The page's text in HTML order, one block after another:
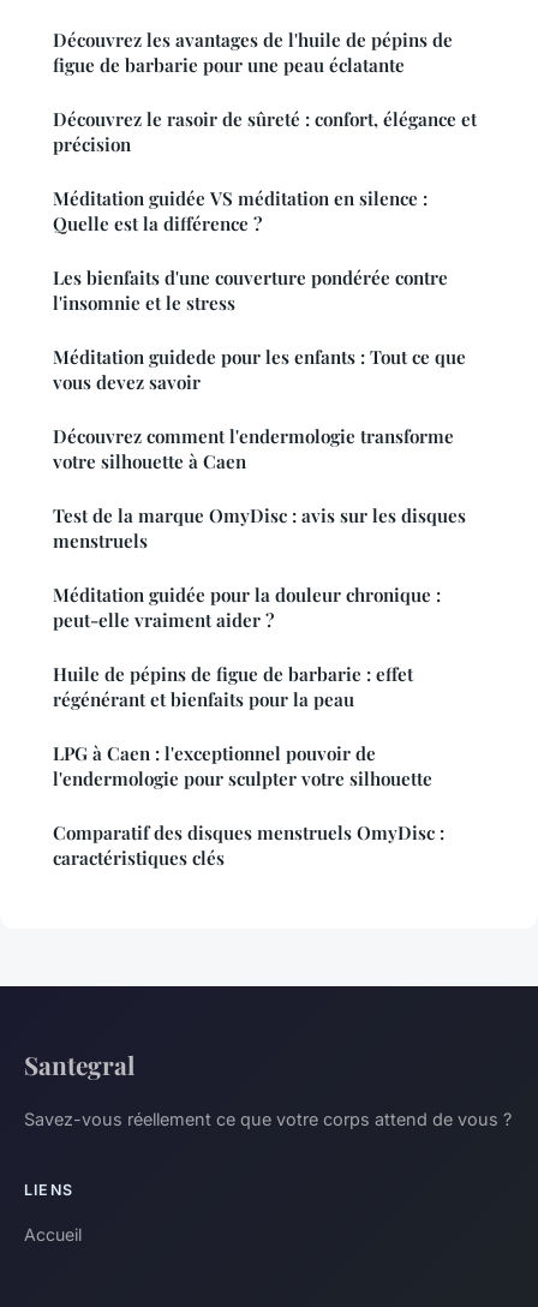
Découvrez les avantages de l'huile de pépins de
figue de barbarie pour une peau éclatante
Découvrez le rasoir de sûreté : confort, élégance et
précision
Méditation guidée VS méditation en silence :
Quelle est la différence ?
Les bienfaits d'une couverture pondérée contre
l'insomnie et le stress
Méditation guidede pour les enfants : Tout ce que
vous devez savoir
Découvrez comment l'endermologie transforme
votre silhouette à Caen
Test de la marque OmyDisc : avis sur les disques
menstruels
Méditation guidée pour la douleur chronique :
peut-elle vraiment aider ?
Huile de pépins de figue de barbarie : effet
régénérant et bienfaits pour la peau
LPG à Caen : l'exceptionnel pouvoir de
l'endermologie pour sculpter votre silhouette
Comparatif des disques menstruels OmyDisc :
caractéristiques clés
Santegral
Savez-vous réellement ce que votre corps attend de vous ?
LIENS
Accueil